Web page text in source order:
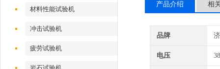
材料性能试验机
冲击试验机
疲劳试验机
产品介绍 相
品牌
电压